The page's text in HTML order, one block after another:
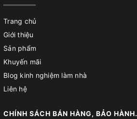
Trang chủ
Giới thiệu
Sản phẩm
Khuyến mãi
Blog kinh nghiệm làm nhà
Liên hệ
CHÍNH SÁCH BÁN HÀNG, BẢO HÀNH.